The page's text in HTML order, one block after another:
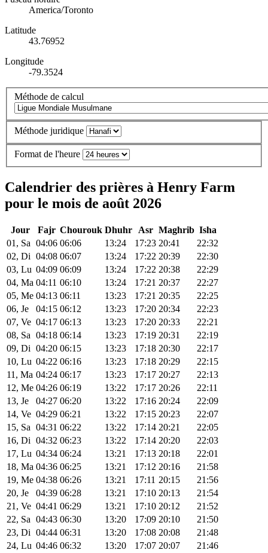
America/Toronto
Latitude
43.76952
Longitude
-79.3524
Méthode de calcul
Méthode juridique
Format de l'heure
Calendrier des prières à Henry Farm
pour le mois de août 2026
Jour Fajr Chourouk Dhuhr Asr Maghrib Isha
01, Sa 04:06 06:06 13:24 17:23 20:41
22:32
02, Di 04:08 06:07 13:24 17:22 20:39
22:30
03, Lu 04:09 06:09 13:24 17:22 20:38
22:29
04, Ma 04:11 06:10 13:24 17:21 20:37
22:27
05, Me 04:13 06:11 13:23 17:21 20:35
22:25
06, Je
04:15 06:12 13:23 17:20 20:34
22:23
07, Ve 04:17 06:13 13:23 17:20 20:33
22:21
08, Sa 04:18 06:14 13:23 17:19 20:31
22:19
09, Di 04:20 06:15 13:23 17:18 20:30
22:17
10, Lu 04:22 06:16 13:23 17:18 20:29
22:15
11, Ma 04:24 06:17 13:23 17:17 20:27
22:13
12, Me 04:26 06:19 13:22 17:17 20:26
22:11
13, Je
04:27 06:20 13:22 17:16 20:24
22:09
14, Ve 04:29 06:21 13:22 17:15 20:23
22:07
15, Sa 04:31 06:22 13:22 17:14 20:21
22:05
16, Di 04:32 06:23 13:22 17:14 20:20
22:03
17, Lu 04:34 06:24 13:21 17:13 20:18
22:01
18, Ma 04:36 06:25 13:21 17:12 20:16
21:58
19, Me 04:38 06:26 13:21 17:11 20:15
21:56
20, Je
04:39 06:28 13:21 17:10 20:13
21:54
21, Ve 04:41 06:29 13:21 17:10 20:12
21:52
22, Sa 04:43 06:30 13:20 17:09 20:10
21:50
23, Di 04:44 06:31 13:20 17:08 20:08
21:48
24, Lu 04:46 06:32 13:20 17:07 20:07
21:46